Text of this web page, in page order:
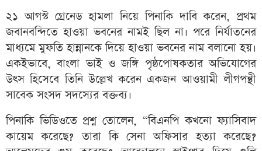
২১ আগস্ট গ্রেনেড হামলা নিয়ে পিনাকি দাবি করেন, প্রথম
জবানবন্দিতে হাওয়া ভবনের নামই ছিল না। পরে নির্যাতনের
মাধ্যমে মুফতি হান্নানকে দিয়ে হাওয়া ভবনের নাম বলানো হয়।
একইভাবে, বাংলা ভাই ও জঙ্গি পৃষ্ঠপোষকতার অভিযোগের
উৎস হিসেবে তিনি উল্লেখ করেন একজন আওয়ামী লীগপন্থী
সাবেক সংসদ সদস্যের বক্তব্য।
পিনাকি ভিডিওতে প্রশ্ন তোলেন, “বিএনপি কখনো ফ্যাসিবাদ
কায়েম করেছে? তারা কি সেনা অফিসার হত্যা করেছে?